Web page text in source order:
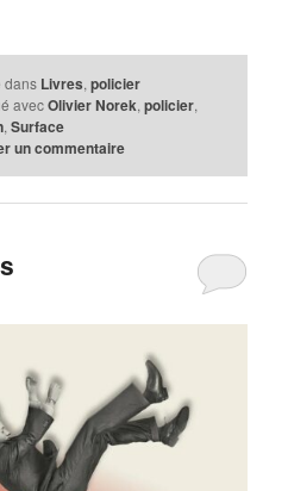
dans Livres,policier
avec Olivier Norek,policier,
,Surface
un commentaire